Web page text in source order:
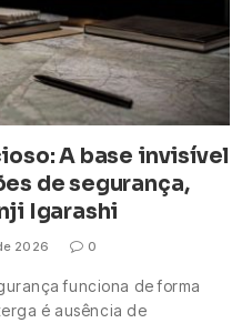
A base invisível
de segurança,
Igarashi
2026 0
funciona de forma
é ausência de